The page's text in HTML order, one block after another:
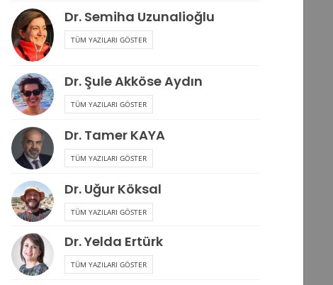
Dr. Semiha Uzunalioğlu
TÜM YAZILARI GÖSTER
Dr. Şule Akköse Aydın
TÜM YAZILARI GÖSTER
Dr. Tamer KAYA
TÜM YAZILARI GÖSTER
Dr. Uğur Köksal
TÜM YAZILARI GÖSTER
Dr. Yelda Ertürk
TÜM YAZILARI GÖSTER